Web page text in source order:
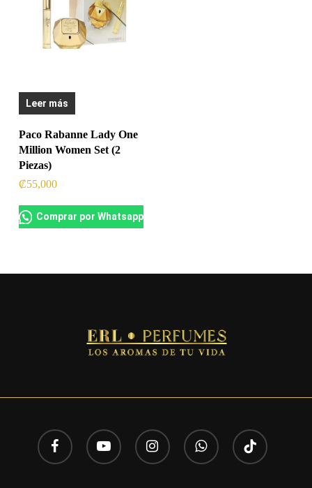
Leer más
Paco Rabanne Lady One
Million Women Set (2
Piezas)
₡55,000
Comprar por Whatsapp
facebook youtube instagram whatsapp tiktok